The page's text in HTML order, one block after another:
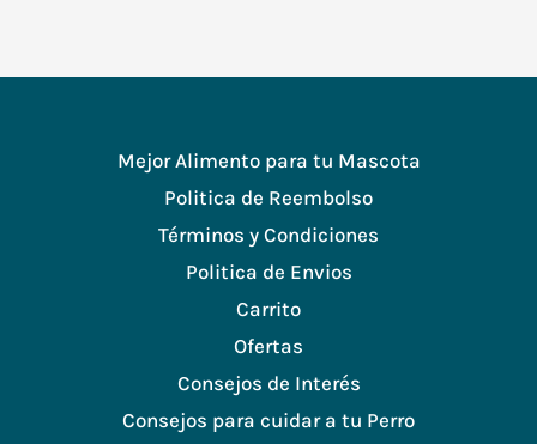
Mejor Alimento para tu Mascota
Politica de Reembolso
Términos y Condiciones
Politica de Envios
Carrito
Ofertas
Consejos de Interés
Consejos para cuidar a tu Perro